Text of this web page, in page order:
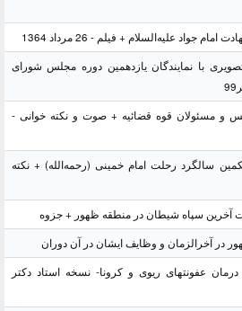
جواد علیه‌السلام + فیلم - 26 مرداد 1364
با نمایندگان یازدهمین دوره مجلس شورای
و مسئولان قوه قضائیه + صوت و نکته خوانی -
سالگرد رحلت امام خمینی (رحمه‌الله) + نکته
سپاه شیطان در منطقه ظهور + جزوه
در آخرالزمان و وظایف ایشان در آن دوران
عفونتهای ریوی و کرونا- نسخه استاد دکتر